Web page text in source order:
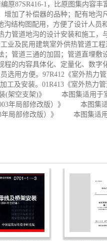
原87SR416-1，比原图集内容
加了补偿器的品种；配有地
结构图配用，方便了设计人员
道地沟的设计安装和施工，与
及民用建筑室外供热管道工程
管道三通的加固；管道直埋敷
的内容具体化、定量化、数字
员选用方便。97R412《室外热
工及安装。01R413《室外热
装(架空支架)》 本图集适用于
年局部修改版）》 本图集
年局部修改版）》 本图集适